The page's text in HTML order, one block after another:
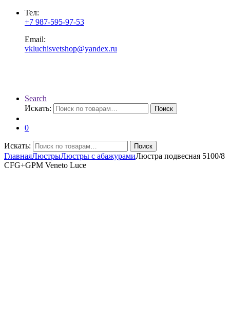
Тел:
+7 987-595-97-53
Email:
vkluchisvetshop@yandex.ru
Search
Искать:
Поиск
0
Искать: Поиск
ГлавнаяЛюстрыЛюстры с абажурамиЛюстра подвесная 5100/8
CFG+GPM Veneto Luce